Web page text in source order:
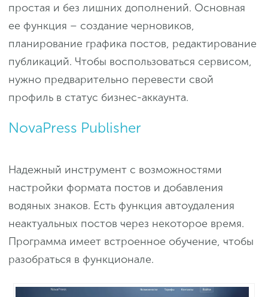
простая и без лишних дополнений. Основная
ее функция – создание черновиков,
планирование графика постов, редактирование
публикаций. Чтобы воспользоваться сервисом,
нужно предварительно перевести свой
профиль в статус бизнес-аккаунта.
NovaPress Publisher
Надежный инструмент с возможностями
настройки формата постов и добавления
водяных знаков. Есть функция автоудаления
неактуальных постов через некоторое время.
Программа имеет встроенное обучение, чтобы
разобраться в функционале.